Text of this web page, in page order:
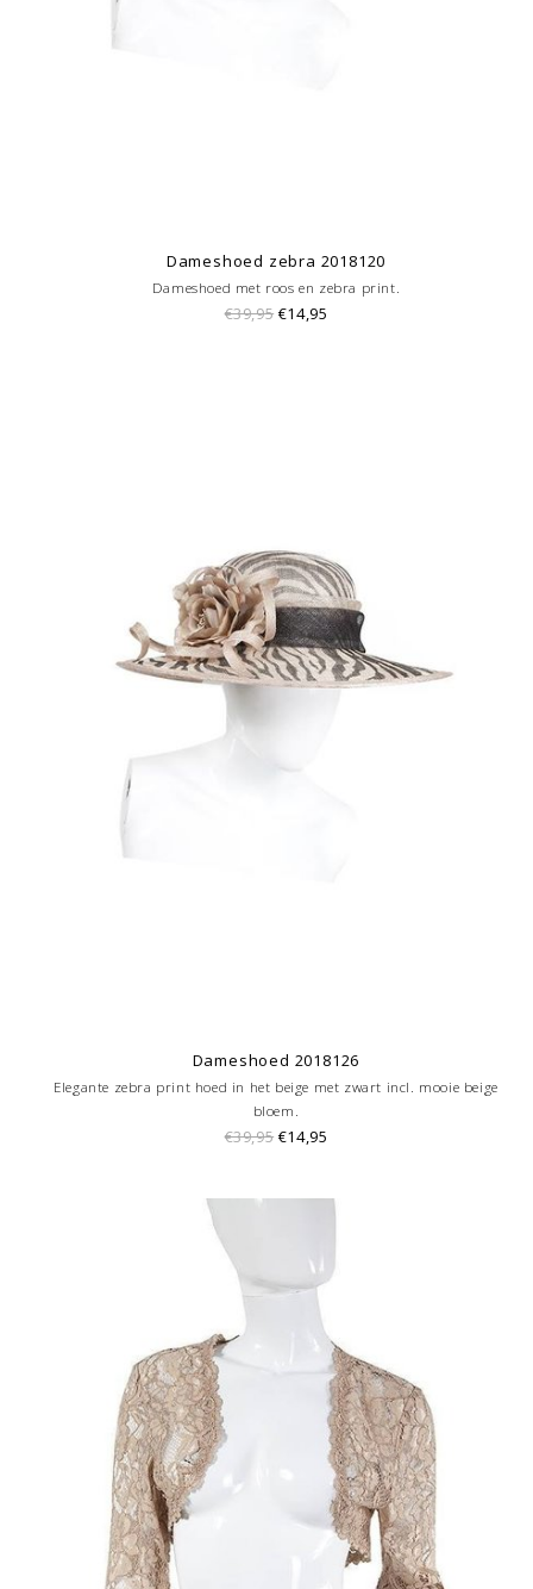
Dameshoed zebra 2018120
Dameshoed met roos en zebra print.
€39,95 €14,95
Dameshoed 2018126
Elegante zebra print hoed in het beige met zwart incl. mooie beige
bloem.
€39,95 €14,95